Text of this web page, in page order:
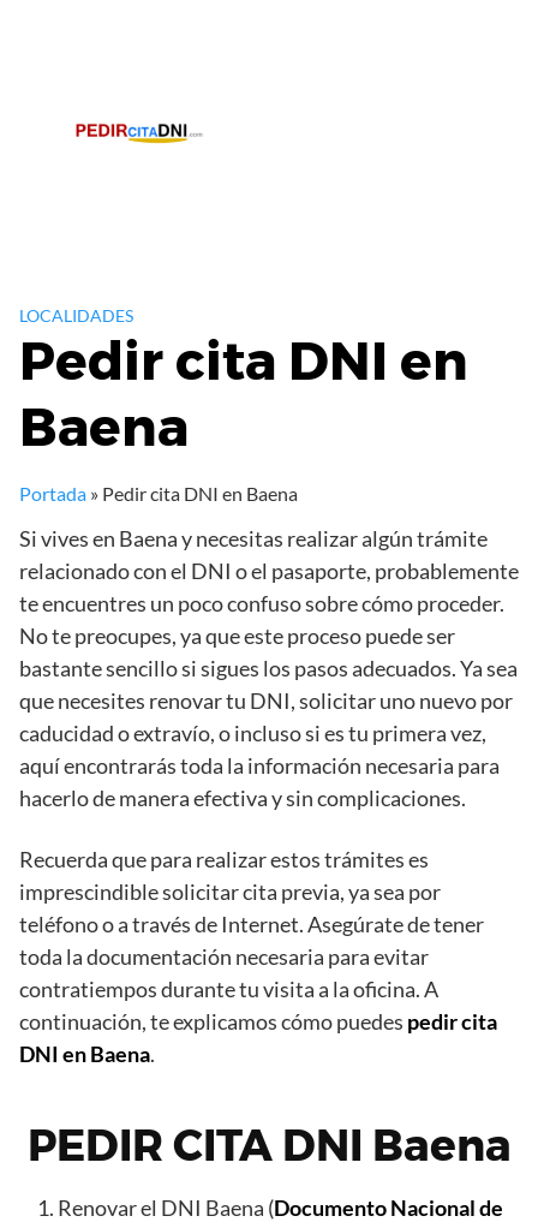
LOCALIDADES
Pedir cita DNI en
Baena
Portada » Pedir cita DNI en Baena
Si vives en Baena y necesitas realizar algún trámite
relacionado con el DNI o el pasaporte, probablemente
te encuentres un poco confuso sobre cómo proceder.
No te preocupes, ya que este proceso puede ser
bastante sencillo si sigues los pasos adecuados. Ya sea
que necesites renovar tu DNI, solicitar uno nuevo por
caducidad o extravío, o incluso si es tu primera vez,
aquí encontrarás toda la información necesaria para
hacerlo de manera efectiva y sin complicaciones.
Recuerda que para realizar estos trámites es
imprescindible solicitar cita previa, ya sea por
teléfono o a través de Internet. Asegúrate de tener
toda la documentación necesaria para evitar
contratiempos durante tu visita a la oficina. A
continuación, te explicamos cómo puedes pedir cita
DNI en Baena.
PEDIR CITA DNI Baena
Renovar el DNI Baena (Documento Nacional de